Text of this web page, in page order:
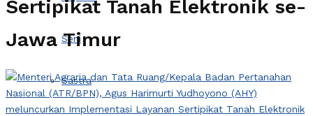
Seni
Sastra
Sertipikat Tanah Elektronik se-
Jawa Timur